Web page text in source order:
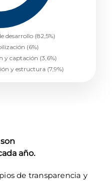
año.
de transparencia y